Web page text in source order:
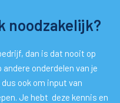
noodzakelijk?
dan is dat nooit op
onderdelen van je
ook om input van
Je hebt deze kennis en